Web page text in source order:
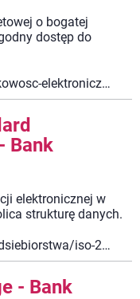
o bogatej
dostęp do
https://www.bankmillennium.pl/bankowosc-elektroniczna
Bank
elektronicznej w
strukturę danych.
https://www.bankmillennium.pl/przedsiebiorstwa/iso-20022
- Bank